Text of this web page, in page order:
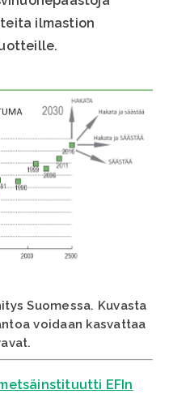
ilmastion
Suomessa. Kuvasta
voidaan kasvattaa
EFIn